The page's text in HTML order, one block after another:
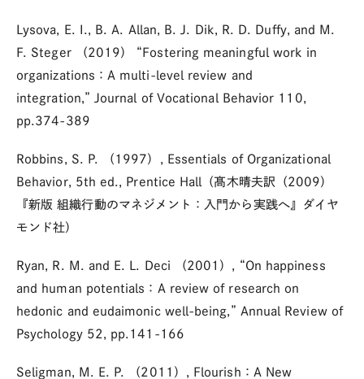
Lysova, E. I., B. A. Allan, B. J. Dik, R. D. Duffy, and M.
F. Steger （2019） “Fostering meaningful work in
organizations：A multi-level review and
integration,” Journal of Vocational Behavior 110,
pp.374-389
Robbins, S. P. （1997）, Essentials of Organizational
Behavior, 5th ed., Prentice Hall（髙木晴夫訳（2009）
『新版 組織行動のマネジメント：入門から実践へ』ダイヤ
モンド社）
Ryan, R. M. and E. L. Deci （2001）, “On happiness
and human potentials：A review of research on
hedonic and eudaimonic well-being,” Annual Review of
Psychology 52, pp.141-166
Seligman, M. E. P. （2011）, Flourish：A New